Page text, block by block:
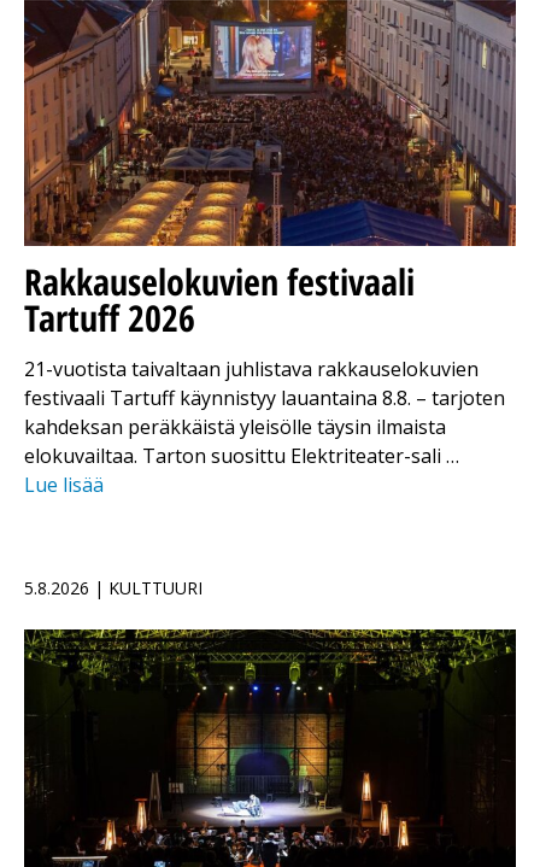
Rakkauselokuvien festivaali
Tartuff 2026
21-vuotista taivaltaan juhlistava rakkauselokuvien
festivaali Tartuff käynnistyy lauantaina 8.8. – tarjoten
kahdeksan peräkkäistä yleisölle täysin ilmaista
elokuvailtaa. Tarton suosittu Elektriteater-sali …
Lue lisää
5.8.2026 | KULTTUURI